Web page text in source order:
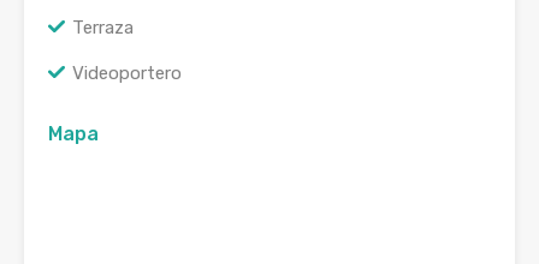
Terraza
Videoportero
Mapa